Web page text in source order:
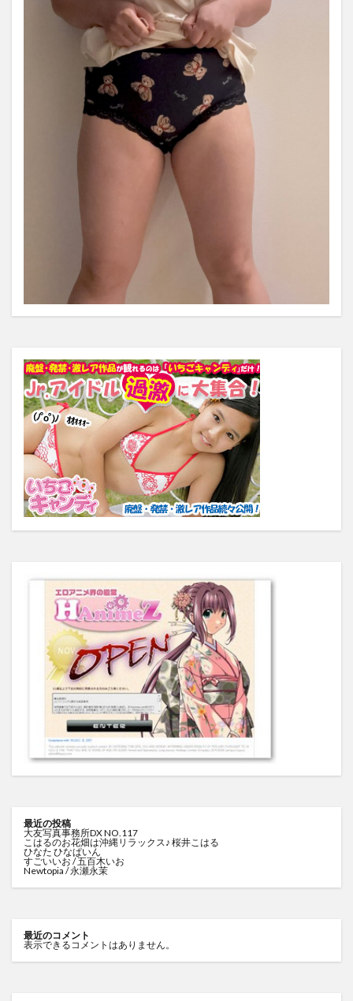
最近の投稿
大友写真事務所DX NO.117
こはるのお花畑は沖縄リラックス♪ 桜井こはる
ひなた ひなぱいん
すごいいお / 五百木いお
Newtopia / 永瀬永茉
最近のコメント
表示できるコメントはありません。